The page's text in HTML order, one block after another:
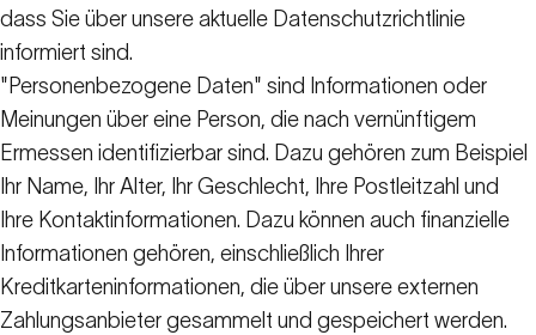
dass Sie über unsere aktuelle Datenschutzrichtlinie
informiert sind.
"Personenbezogene Daten" sind Informationen oder
Meinungen über eine Person, die nach vernünftigem
Ermessen identifizierbar sind. Dazu gehören zum Beispiel
Ihr Name, Ihr Alter, Ihr Geschlecht, Ihre Postleitzahl und
Ihre Kontaktinformationen. Dazu können auch finanzielle
Informationen gehören, einschließlich Ihrer
Kreditkarteninformationen, die über unsere externen
Zahlungsanbieter gesammelt und gespeichert werden.